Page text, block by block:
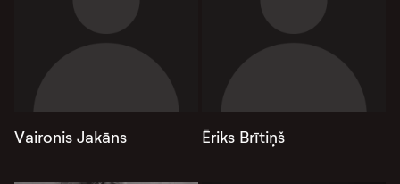
Vaironis Jakāns Ēriks Brītiņš